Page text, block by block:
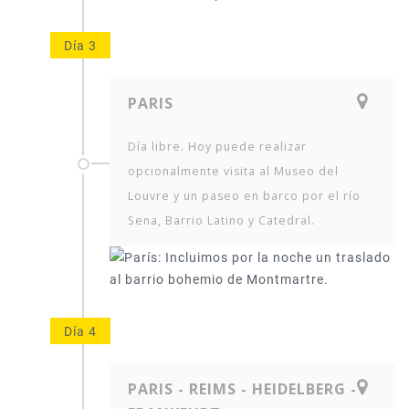
Día 3
PARIS
Día libre. Hoy puede realizar
opcionalmente visita al Museo del
Louvre y un paseo en barco por el río
Sena, Barrio Latino y Catedral.
Día 4
PARIS - REIMS - HEIDELBERG -